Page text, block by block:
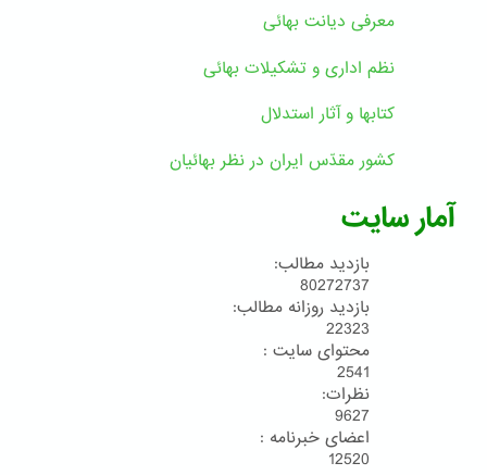
معرفی دیانت بهائی
نظم اداری و تشکیلات بهائی
کتابها و آثار استدلال
کشور مقدّس ایران در نظر بهائیان
آمار سایت
بازدید مطالب:
80272737
بازدید روزانه مطالب:
22323
محتوای سایت :
2541
نظرات:
9627
اعضای خبرنامه :
12520